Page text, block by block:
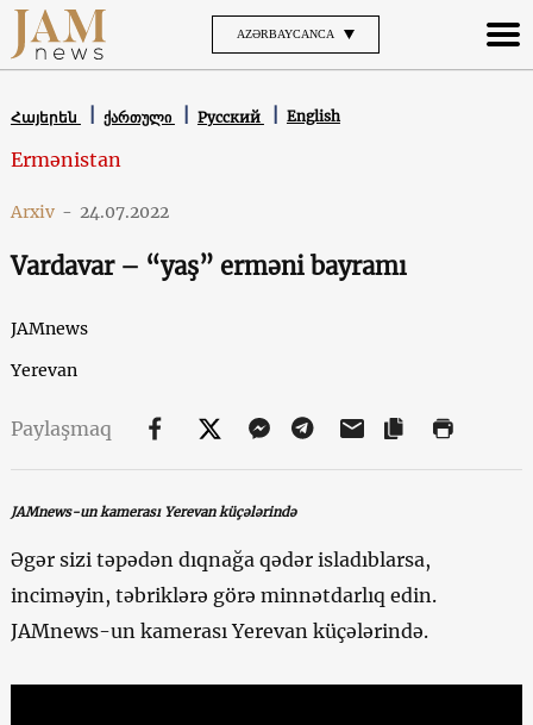
AZƏRBAYCANCA
Հայերեն ქართული Русский English
Ermənistan
Arxiv - 24.07.2022
Vardavar – “yaş” erməni bayramı
JAMnews
Yerevan
Paylaşmaq
JAMnews-un kamerası Yerevan küçələrində
Əgər sizi təpədən dıqnağa qədər isladıblarsa,
inciməyin, təbriklərə görə minnətdarlıq edin.
JAMnews-un kamerası Yerevan küçələrində.